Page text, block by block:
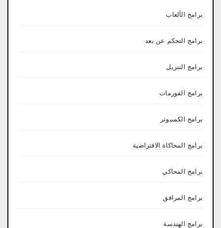
برامج الألعاب
برامج التحكم عن بعد
برامج التنزيل
برامج الفورمات
برامج الكمبيوتر
برامج المحاكاة الافتراضية
برامج المحاكي
برامج المرافق
برامج الهندسة